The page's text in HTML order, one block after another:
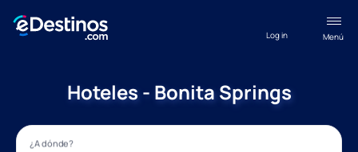
Menú
Log in
Hoteles - Bonita Springs